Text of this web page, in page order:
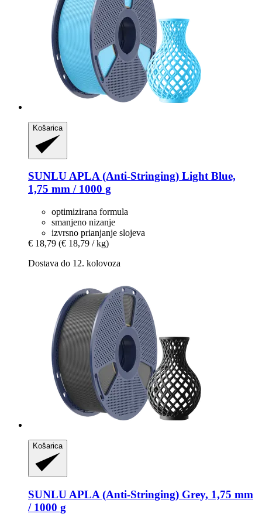
Košarica
SUNLUAPLA (Anti-​Stringing) Light Blue,
1,75 mm / 1000 g
optimizirana formula
smanjeno nizanje
izvrsno prianjanje slojeva
€ 18,79 (€ 18,79 / kg)
Dostava do 12. kolovoza
Košarica
SUNLU APLA (Anti-​Stringing) Grey, 1,75 mm
/ 1000 g